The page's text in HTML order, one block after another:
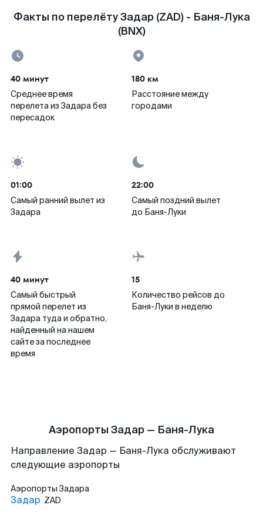
Факты по перелёту Задар (ZAD) - Баня-Лука
(BNX)
40 минут
Среднее время
перелета из Задара без
пересадок
180 км
Расстояние между
городами
01:00
Самый ранний вылет из
Задара
22:00
Самый поздний вылет
до Баня-Луки
40 минут
Самый быстрый
прямой перелет из
Задара туда и обратно,
найденный на нашем
сайте за последнее
время
15
Количество рейсов до
Баня-Луки в неделю
Аэропорты Задар — Баня-Лука
Направление Задар — Баня-Лука обслуживают
следующие аэропорты
Аэропорты Задара
Задар ZAD